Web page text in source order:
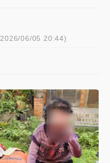
彈轟3天 「紅到發紫」降
158kg遭查扣畫面曝光
數！辜仲諒向法院聲請遭
今線上預約開賣一度塞車
06/05 20:44)